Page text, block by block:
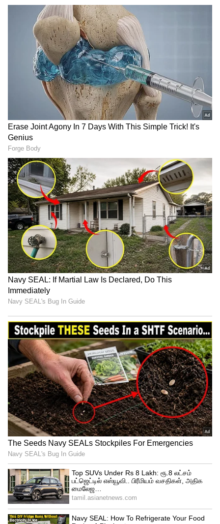
TNPL: 239 ரன்கள் போதல!
சதுர்வேத்தின் அதிரடி சதத்தால்
கோவையை வீழ்த்திய மதுரை
பேந்தர்ஸ்
TNPL: சேலம் ஸ்பார்டன்ஸை
வீழ்த்திய திருச்சி கிராண்ட்
சோழாஸ் !